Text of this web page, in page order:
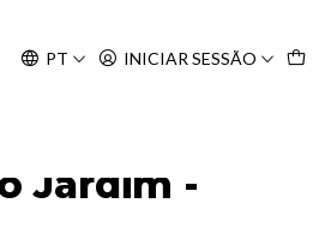
PT INICIAR SESSÃO
Jardim -